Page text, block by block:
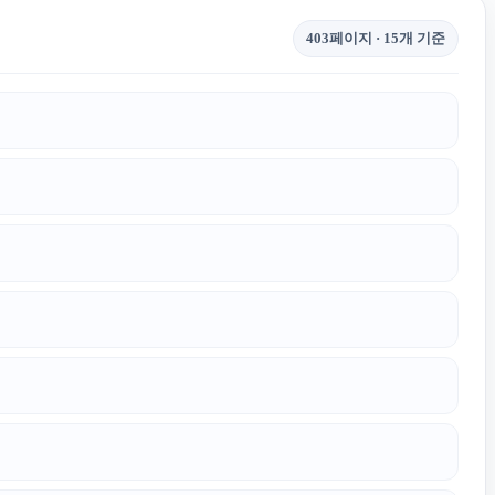
403페이지 · 15개 기준